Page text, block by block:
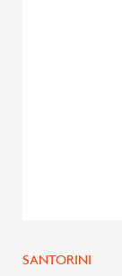
SANTORINI